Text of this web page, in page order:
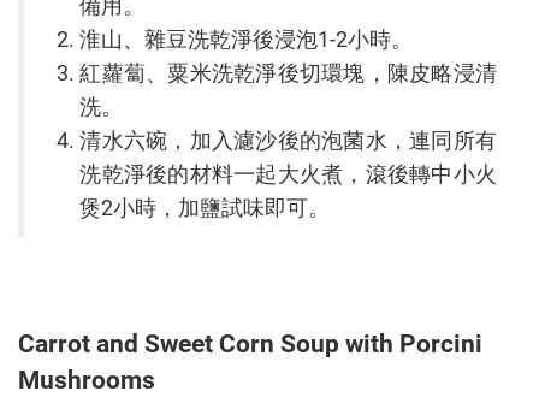
備用。
淮山、雜豆洗乾淨後浸泡1-2小時。
紅蘿蔔、粟米洗乾淨後切環塊，陳皮略浸清
洗。
清水六碗，加入濾沙後的泡菌水，連同所有
洗乾淨後的材料一起大火煮，滾後轉中小火
煲2小時，加鹽試味即可。
Carrot and Sweet Corn Soup with Porcini
Mushrooms